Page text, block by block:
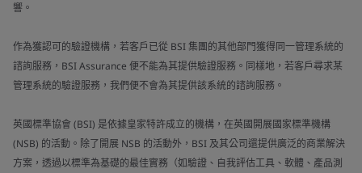
響。
作為獲認可的驗證機構，若客戶已從 BSI 集團的其他部門獲得同一管理系統的
諮詢服務，BSI Assurance 便不能為其提供驗證服務。同樣地，若客戶尋求某
管理系統的驗證服務，我們便不會為其提供該系統的諮詢服務。
英國標準協會 (BSI) 是依據皇家特許成立的機構，在英國開展國家標準機構
(NSB) 的活動。除了開展 NSB 的活動外，BSI 及其公司還提供廣泛的商業解決
方案，透過以標準為基礎的最佳實務（如驗證、自我評估工具、軟體、產品測